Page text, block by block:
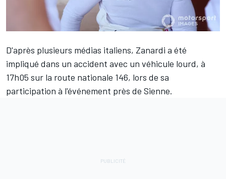
D'après plusieurs médias italiens, Zanardi a été
impliqué dans un accident avec un véhicule lourd, à
17h05 sur la route nationale 146, lors de sa
participation à l'événement près de Sienne.